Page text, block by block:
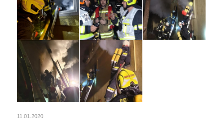
11.01.2020